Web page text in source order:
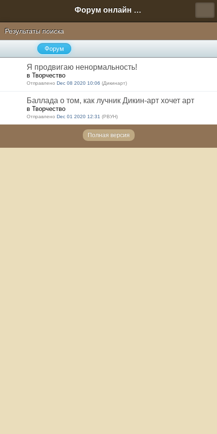
Форум онлайн игры "Новая Эра" (Нюра Биз)
Результаты поиска
Форум
Я продвигаю ненормальность!
в Творчество
Отправлено Dec 08 2020 10:06 (Дикинарт)
Баллада о том, как лучник Дикин-арт хочет арт
в Творчество
Отправлено Dec 01 2020 12:31 (РВУН)
Полная версия